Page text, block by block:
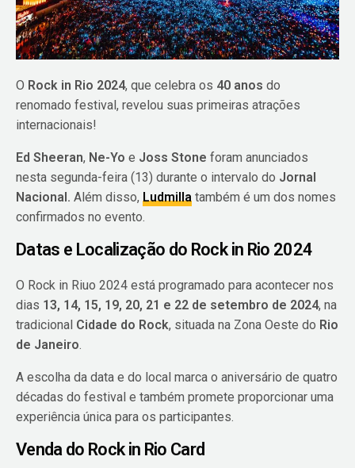
O Rock in Rio 2024, que celebra os 40 anos do
renomado festival, revelou suas primeiras atrações
internacionais!
Ed Sheeran, Ne-Yoe Joss Stone foram anunciados
nesta segunda-feira (13) durante o intervalo do Jornal
Nacional. Além disso,Ludmilla também é um dos nomes
confirmados no evento.
Datas e Localização do Rock in Rio 2024
O Rock in Riuo 2024 está programado para acontecer nos
dias 13, 14, 15, 19, 20, 21 e 22 de setembro de 2024, na
tradicional Cidade do Rock, situada na Zona Oeste do Rio
de Janeiro.
A escolha da data e do local marca o aniversário de quatro
décadas do festival e também promete proporcionar uma
experiência única para os participantes.
Venda do Rock in Rio Card